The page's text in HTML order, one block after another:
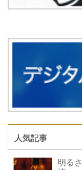
人気記事
明る